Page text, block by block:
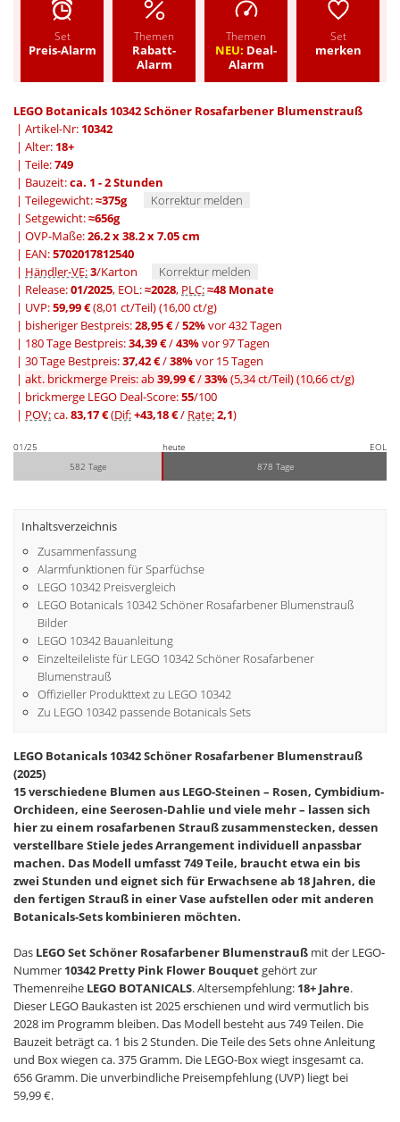
Set
Preis-Alarm
Themen
Rabatt-
Alarm
Themen
NEU: Deal-
Alarm
Set
merken
LEGO Botanicals 10342 Schöner Rosafarbener Blumenstrauß
| Artikel-Nr: 10342
| Alter: 18+
| Teile:749
| Bauzeit:ca. 1 - 2 Stunden
| Teilegewicht:≈375g
Korrektur melden
| Setgewicht:≈656g
| OVP-Maße:26.2 x 38.2 x 7.05 cm
| EAN:5702017812540
| Händler-VE:3/Karton
Korrektur melden
| Release:01/2025, EOL:≈2028, PLC:≈48 Monate
| UVP:59,99 €(8,01 ct/Teil)(16,00 ct/g)
| bisheriger Bestpreis:28,95 €/52%vor 432 Tagen
| 180 Tage Bestpreis:34,39 €/43%vor 97 Tagen
| 30 Tage Bestpreis:37,42 €/38%vor 15 Tagen
| akt. brickmerge Preis: ab39,99 €/33%(5,34 ct/Teil)(10,66 ct/g)
| brickmerge LEGO Deal-Score:55/100
| POV:ca.83,17 €(Dif:+43,18 €/ Rate:2,1)
01/25 heute
EOL
582 Tage
878 Tage
Inhaltsverzeichnis
Zusammenfassung
Alarmfunktionen für Sparfüchse
LEGO 10342 Preisvergleich
LEGO Botanicals 10342 Schöner Rosafarbener Blumenstrauß
Bilder
LEGO 10342 Bauanleitung
Einzelteileliste für LEGO 10342 Schöner Rosafarbener
Blumenstrauß
Offizieller Produkttext zu LEGO 10342
Zu LEGO 10342 passende Botanicals Sets
LEGO Botanicals 10342 Schöner Rosafarbener Blumenstrauß
(2025)
15 verschiedene Blumen aus LEGO-Steinen – Rosen, Cymbidium-
Orchideen, eine Seerosen-Dahlie und viele mehr – lassen sich
hier zu einem rosafarbenen Strauß zusammenstecken, dessen
verstellbare Stiele jedes Arrangement individuell anpassbar
machen. Das Modell umfasst 749 Teile, braucht etwa ein bis
zwei Stunden und eignet sich für Erwachsene ab 18 Jahren, die
den fertigen Strauß in einer Vase aufstellen oder mit anderen
Botanicals-Sets kombinieren möchten.
Das LEGO Set Schöner Rosafarbener Blumenstrauß mit der LEGO-
Nummer 10342 Pretty Pink Flower Bouquetgehört zur
Themenreihe LEGO BOTANICALS. Altersempfehlung: 18+ Jahre.
Dieser LEGO Baukasten ist 2025 erschienen und wird vermutlich bis
2028 im Programm bleiben. Das Modell besteht aus 749 Teilen. Die
Bauzeit beträgt ca. 1 bis 2 Stunden. Die Teile des Sets ohne Anleitung
und Box wiegen ca. 375 Gramm. Die LEGO-Box wiegt insgesamt ca.
656 Gramm. Die unverbindliche Preisempfehlung (UVP) liegt bei
59,99 €.